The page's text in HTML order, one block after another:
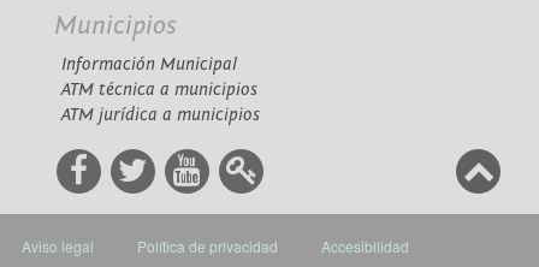
Municipios
Información Municipal
ATM técnica a municipios
ATM jurídica a municipios
Aviso legal Política de privacidad Accesibilidad